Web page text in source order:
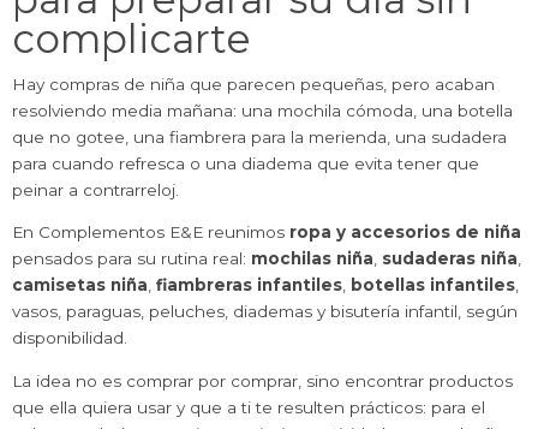
complicarte
Hay compras de niña que parecen pequeñas, pero acaban
resolviendo media mañana: una mochila cómoda, una botella
que no gotee, una fiambrera para la merienda, una sudadera
para cuando refresca o una diadema que evita tener que
peinar a contrarreloj.
En Complementos E&E reunimos ropa y accesorios de niña
pensados para su rutina real: mochilas niña, sudaderas niña,
camisetas niña, fiambreras infantiles, botellas infantiles,
vasos, paraguas, peluches, diademas y bisutería infantil, según
disponibilidad.
La idea no es comprar por comprar, sino encontrar productos
que ella quiera usar y que a ti te resulten prácticos: para el